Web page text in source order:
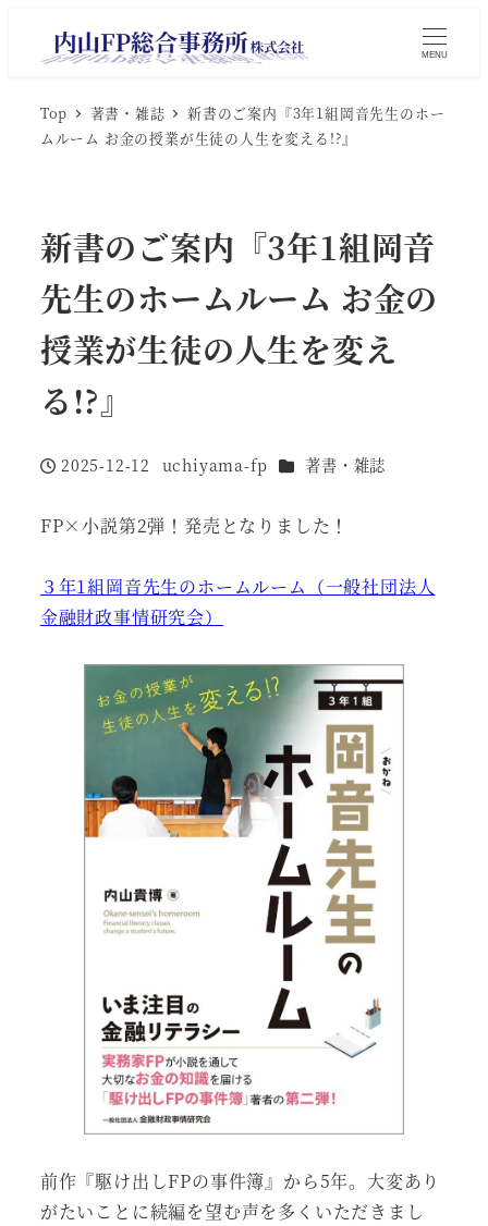
MENU
Top 著書・雑誌
新書のご案内『3年1組岡音先生のホー
ムルーム お金の授業が生徒の人生を変える!?』
新書のご案内『3年1組岡音
先生のホームルーム お金の
授業が生徒の人生を変え
る!?』
投稿日
2025-12-12
著
uchiyama-fp カテゴリー
著書・雑誌
FP×小説第2弾！発売となりました！
３年1組岡音先生のホームルーム（一般社団法人
金融財政事情研究会）
前作『駆け出しFPの事件簿』から5年。大変あり
がたいことに続編を望む声を多くいただきまし